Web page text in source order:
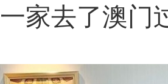
家去了澳门